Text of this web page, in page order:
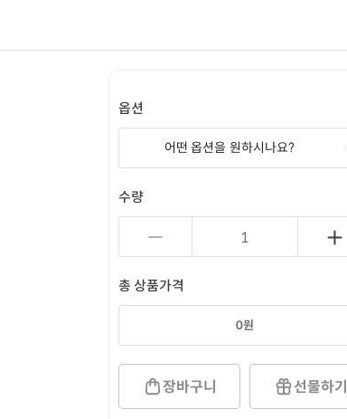
옵션
어떤 옵션을 원하시나요?
수량
총 상품가격
0원
장바구니 선물하기